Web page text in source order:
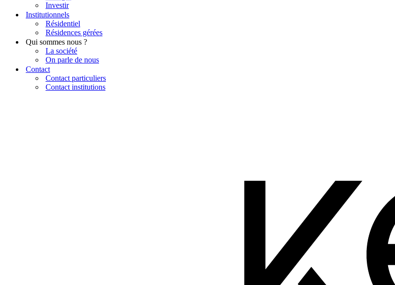
Investir
Institutionnels
Résidentiel
Résidences gérées
Qui sommes nous ?
La société
On parle de nous
Contact
Contact particuliers
Contact institutions